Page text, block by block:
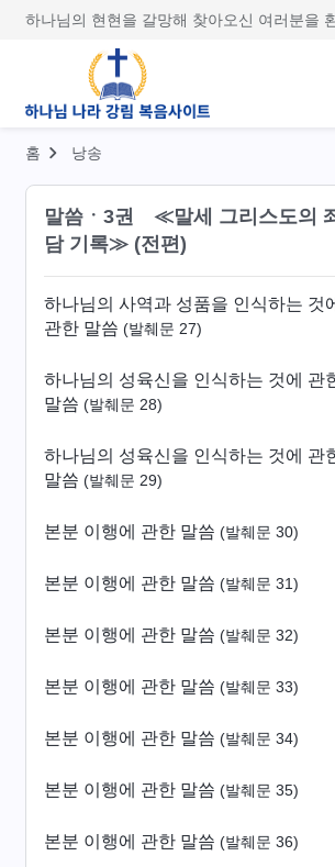
하나님의 현현을 갈망해 찾아오신 여러분을
홈 낭송
말씀ㆍ3권 ≪말세 그리스도의
담 기록≫ (전편)
관한 말씀(발췌문 23)
하나님의 사역과 성품을 인식하는 것에
관한 말씀(발췌문 24)
하나님의 사역과 성품을 인식하는 것에
하나님의 사역과 성품을 인식하는 것
관한 말씀 (발췌문 26)
하나님의 사역과 성품을 인식하는 것
관한 말씀 (발췌문 27)
하나님의 성육신을 인식하는 것에 관
말씀 (발췌문 28)
하나님의 성육신을 인식하는 것에 관
말씀 (발췌문 29)
본분 이행에 관한 말씀 (발췌문 30)
본분 이행에 관한 말씀 (발췌문 31)
본분 이행에 관한 말씀 (발췌문 32)
본분 이행에 관한 말씀 (발췌문 33)
본분 이행에 관한 말씀 (발췌문 34)
본분 이행에 관한 말씀 (발췌문 35)
본분 이행에 관한 말씀 (발췌문 36)